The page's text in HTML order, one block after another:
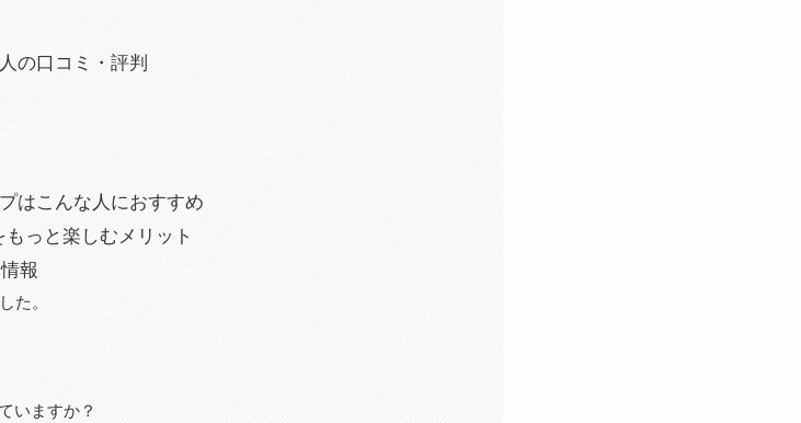
の口コミ・評判
はこんな人におすすめ
っと楽しむメリット
報
。
いますか？